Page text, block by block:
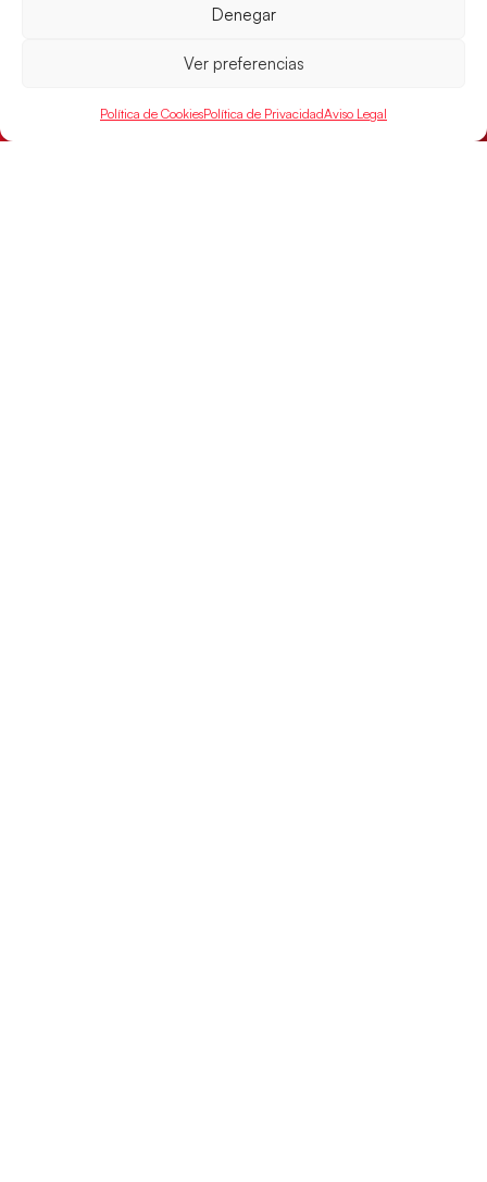
Denegar
Ver preferencias
Política de CookiesPolítica de PrivacidadAviso Legal
cuartos de final, este jueves a las 17:00h.